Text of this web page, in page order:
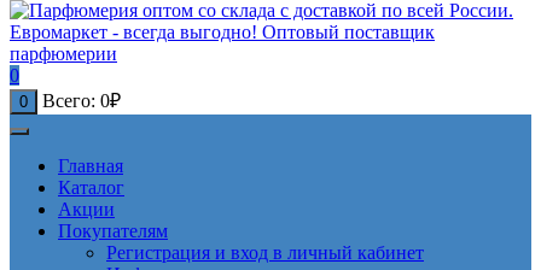
0
0 Всего: 0₽
Главная
Каталог
Акции
Покупателям
Регистрация и вход в личный кабинет